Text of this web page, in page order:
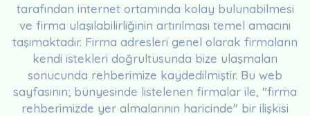
tarafından internet ortamında kolay bulunabilmesi
ve firma ulaşılabilirliğinin artırılması temel amacını
taşımaktadır. Firma adresleri genel olarak firmaların
kendi istekleri doğrultusunda bize ulaşmaları
sonucunda rehberimize kaydedilmiştir. Bu web
sayfasının; bünyesinde listelenen firmalar ile, "firma
rehberimizde yer almalarının haricinde" bir ilişkisi